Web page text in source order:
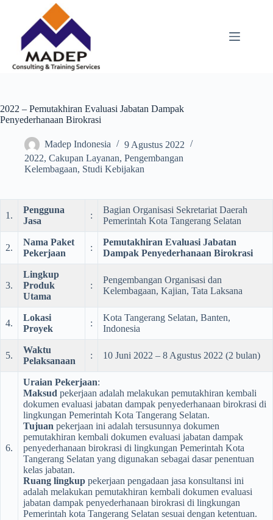
2022 – Pemutakhiran Evaluasi Jabatan Dampak
Penyederhanaan Birokrasi
Madep Indonesia
9 Agustus 2022
2022, Cakupan Layanan, Pengembangan
Kelembagaan, Studi Kebijakan
1.
Pengguna
Jasa
:
Bagian Organisasi Sekretariat Daerah
Pemerintah Kota Tangerang Selatan
2.
Nama Paket
Pekerjaan
:
Pemutakhiran Evaluasi Jabatan
Dampak Penyederhanaan Birokrasi
3.
Lingkup
Produk
Utama
:
Pengembangan Organisasi dan
Kelembagaan, Kajian, Tata Laksana
4.
Lokasi
Proyek
:
Kota Tangerang Selatan, Banten,
Indonesia
5.
Waktu
Pelaksanaan
: 10 Juni 2022 – 8 Agustus 2022 (2 bulan)
6.
Uraian Pekerjaan:
Maksud pekerjaan adalah melakukan pemutakhiran kembali
dokumen evaluasi jabatan dampak penyederhanaan birokrasi di
lingkungan Pemerintah Kota Tangerang Selatan.
Tujuan pekerjaan ini adalah tersusunnya dokumen
pemutakhiran kembali dokumen evaluasi jabatan dampak
penyederhanaan birokrasi di lingkungan Pemerintah Kota
Tangerang Selatan yang digunakan sebagai dasar penentuan
kelas jabatan.
Ruang lingkup pekerjaan pengadaan jasa konsultansi ini
adalah melakukan pemutakhiran kembali dokumen evaluasi
jabatan dampak penyederhanaan birokrasi di lingkungan
Pemerintah kota Tangerang Selatan sesuai dengan ketentuan.